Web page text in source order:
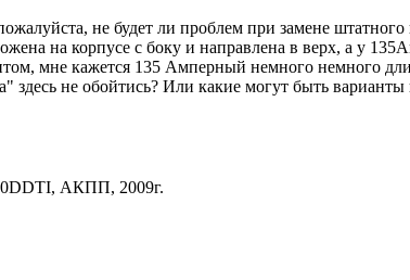
не будет ли проблем при замене
на корпусе с боку и направлена в верх, а у
мне кажется 135 Амперный немного немного
здесь не обойтись? Или какие могут быть варианты
АКПП, 2009г.